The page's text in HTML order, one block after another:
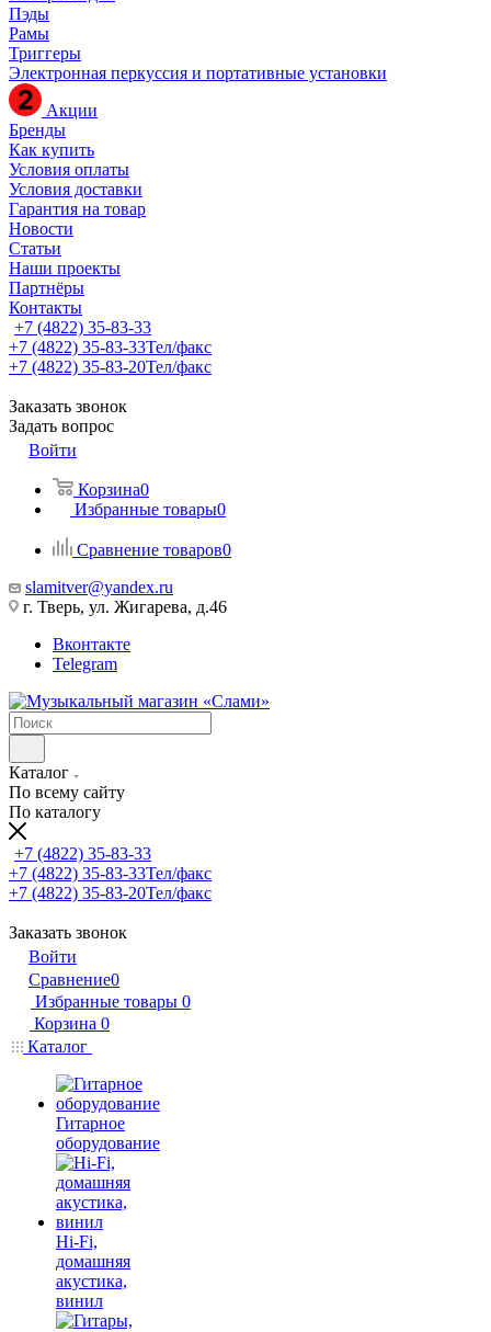
Пэды
Рамы
Триггеры
Электронная перкуссия и портативные установки
Акции
Бренды
Как купить
Условия оплаты
Условия доставки
Гарантия на товар
Новости
Статьи
Наши проекты
Партнёры
Контакты
+7 (4822) 35-83-33
+7 (4822) 35-83-33Тел/факс
+7 (4822) 35-83-20Тел/факс
Заказать звонок
Задать вопрос
Войти
Корзина0
Избранные товары0
Сравнение товаров0
slamitver@yandex.ru
г. Тверь, ул. Жигарева, д.46
Вконтакте
Telegram
Каталог
По всему сайту
По каталогу
+7 (4822) 35-83-33
+7 (4822) 35-83-33Тел/факс
+7 (4822) 35-83-20Тел/факс
Заказать звонок
Войти
Сравнение0
Избранные товары 0
Корзина 0
Каталог
Гитарное
оборудование
Hi-Fi,
домашняя
акустика,
винил